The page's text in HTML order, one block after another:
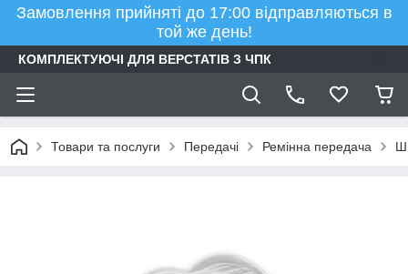
Замовлення прийняті до 17:00 відправляються в
той же день!
КОМПЛЕКТУЮЧІ ДЛЯ ВЕРСТАТІВ З ЧПК
Товари та послуги Передачі Ремінна передача